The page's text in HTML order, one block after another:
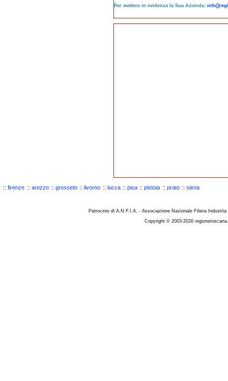
Per mettere in evidenza la Sua Azienda:
:: firenze :: arezzo :: grosseto :: livorno :: lucca :: pisa :: pistoia :: prato :: siena
Patrocinio di A.N.F.I.A. - Associazione Nazionale Filiera
Copyright © 2003-2026